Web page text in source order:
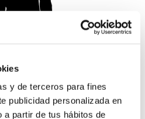
y de terceros para fines
publicidad personalizada en
a partir de tus hábitos de
01/2017
II)
de muchos factores: el
valoración que hace el